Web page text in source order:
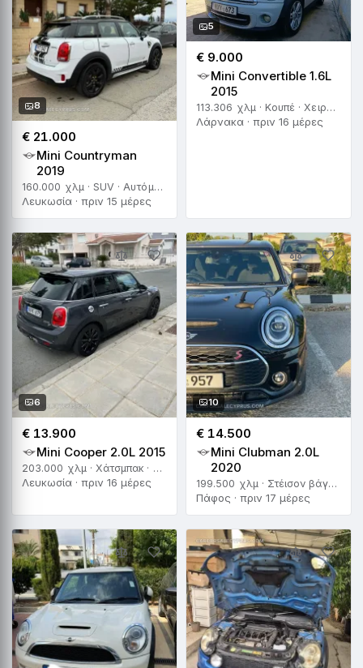
8
€ 21.000
Mini Countryman
2019
160.000 χλμ · SUV · Αυτόματο
Λευκωσία · πριν 15 μέρες
5
€ 9.000
Mini Convertible 1.6L
2015
113.306 χλμ · Κουπέ · Χειροκίνητο
Λάρνακα · πριν 16 μέρες
6
€ 13.900
Mini Cooper 2.0L 2015
203.000 χλμ · Χάτσμπακ · Αυτόματο
Λευκωσία · πριν 16 μέρες
10
€ 14.500
Mini Clubman 2.0L
2020
199.500 χλμ · Στέισον βάγκον · Αυτόματο
Πάφος · πριν 17 μέρες